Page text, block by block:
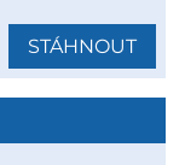
STÁHNOUT